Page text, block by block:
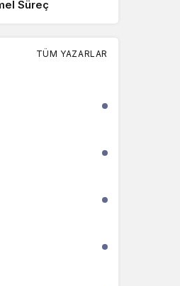
Süreç
TÜM YAZARLAR